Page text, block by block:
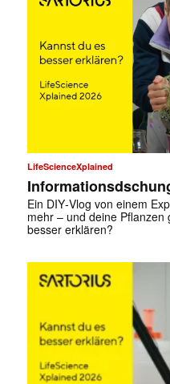
LifeScienceXplained
Ein DIY‑Vlog von einem
mehr – und deine
besser erklären?